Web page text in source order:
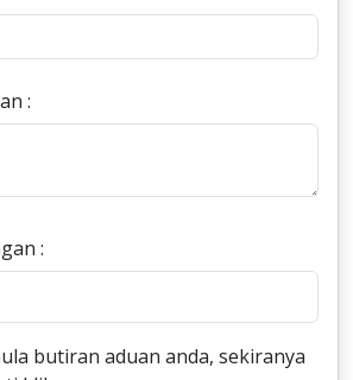
:
:
butiran aduan anda, sekiranya